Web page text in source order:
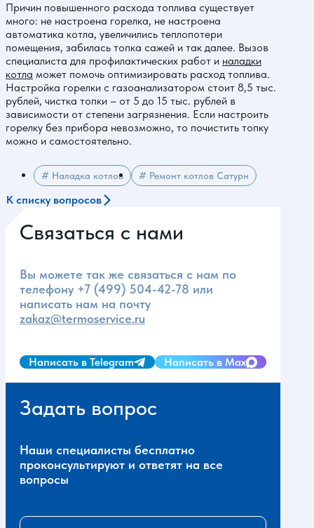
Причин повышенного расхода топлива существует
много: не настроена горелка, не настроена
автоматика котла, увеличились теплопотери
помещения, забилась топка сажей и так далее. Вызов
специалиста для профилактических работ и наладки
котла может помочь оптимизировать расход топлива.
Настройка горелки с газоанализатором стоит 8,5 тыс.
рублей, чистка топки – от 5 до 15 тыс. рублей в
зависимости от степени загрязнения. Если настроить
горелку без прибора невозможно, то почистить топку
можно и самостоятельно.
# Наладка котлов # Ремонт котлов Сатурн
К списку вопросов
Связаться с нами
Вы можете так же связаться с нам по
телефону +7 (499) 504-42-78 или
написать нам на почту
zakaz@termoservice.ru
Написать в Telegram Написать в Max
Задать вопрос
Наши специалисты бесплатно
проконсультируют и ответят на все
вопросы